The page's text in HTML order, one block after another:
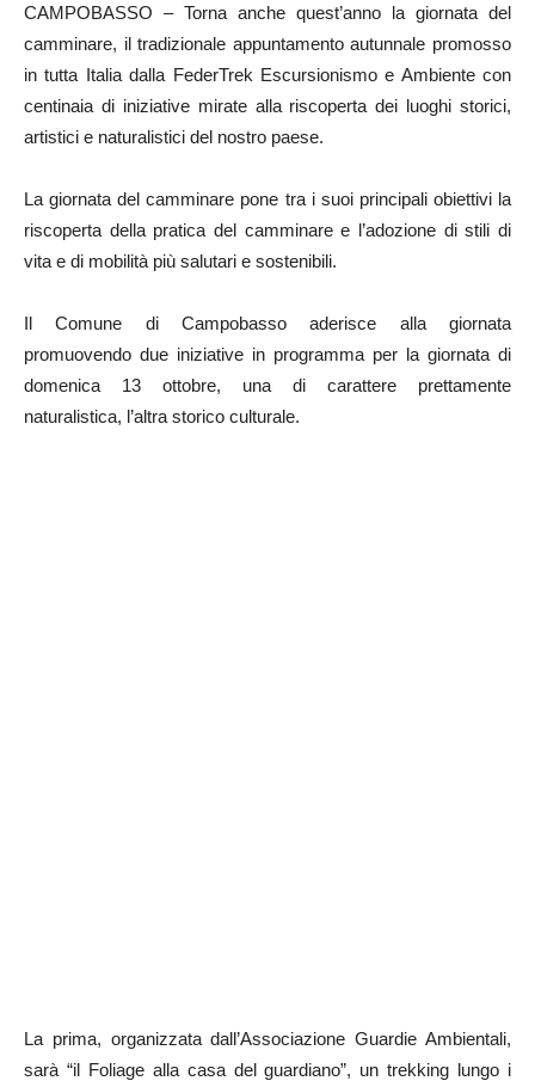
CAMPOBASSO – Torna anche quest’anno la giornata del
camminare, il tradizionale appuntamento autunnale promosso
in tutta Italia dalla FederTrek Escursionismo e Ambiente con
centinaia di iniziative mirate alla riscoperta dei luoghi storici,
artistici e naturalistici del nostro paese.
La giornata del camminare pone tra i suoi principali obiettivi la
riscoperta della pratica del camminare e l’adozione di stili di
vita e di mobilità più salutari e sostenibili.
Il Comune di Campobasso aderisce alla giornata
promuovendo due iniziative in programma per la giornata di
domenica 13 ottobre, una di carattere prettamente
naturalistica, l’altra storico culturale.
La prima, organizzata dall’Associazione Guardie Ambientali,
sarà “il Foliage alla casa del guardiano”, un trekking lungo i